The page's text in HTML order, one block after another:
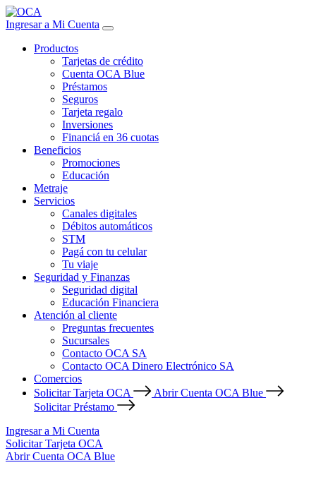
Ingresar a Mi Cuenta
Productos
Tarjetas de crédito
Cuenta OCA Blue
Préstamos
Seguros
Tarjeta regalo
Inversiones
Financiá en 36 cuotas
Beneficios
Promociones
Educación
Metraje
Servicios
Canales digitales
Débitos automáticos
STM
Pagá con tu celular
Tu viaje
Seguridad y Finanzas
Seguridad digital
Educación Financiera
Atención al cliente
Preguntas frecuentes
Sucursales
Contacto OCA SA
Contacto OCA Dinero Electrónico SA
Comercios
Solicitar Tarjeta OCA
Abrir Cuenta OCA Blue
Solicitar Préstamo
Ingresar a Mi Cuenta
Solicitar Tarjeta OCA
Abrir Cuenta OCA Blue